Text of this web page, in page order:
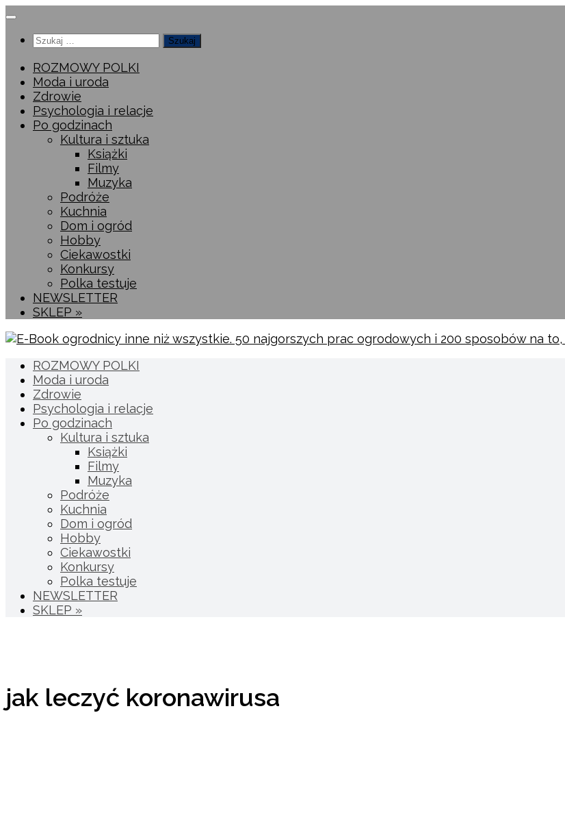
Przeskocz
treściSzukaj:
ROZMOWY POLKI
Moda i uroda
Zdrowie
Psychologia i relacje
Po godzinach
Kultura i sztuka
Książki
Filmy
Muzyka
Podróże
Kuchnia
Dom i ogród
Hobby
Ciekawostki
Konkursy
Polka testuje
NEWSLETTER
SKLEP »
ROZMOWY POLKI
Moda i uroda
Zdrowie
Psychologia i relacje
Po godzinach
Kultura i sztuka
Książki
Filmy
Muzyka
Podróże
Kuchnia
Dom i ogród
Hobby
Ciekawostki
Konkursy
Polka testuje
NEWSLETTER
SKLEP »
jak leczyć koronawirusa